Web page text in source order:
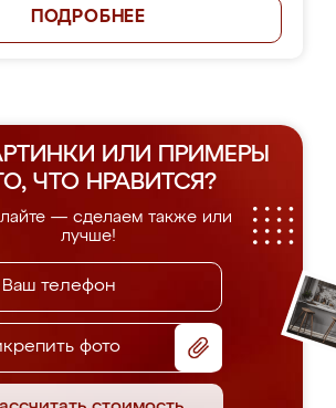
ПОДРОБНЕЕ
ИЛИ ПРИМЕРЫ
ЧТО НРАВИТСЯ?
— сделаем также или
лучше!
фото